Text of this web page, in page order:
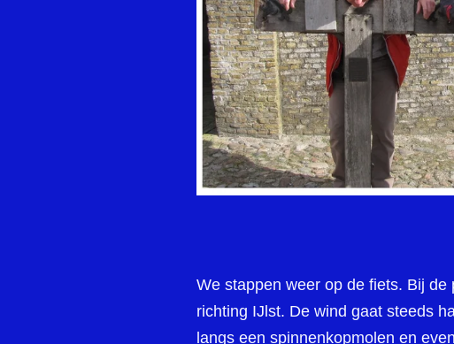
We stappen weer op de fiets. Bij
richting IJlst. De wind gaat steeds
langs een spinnenkopmolen en